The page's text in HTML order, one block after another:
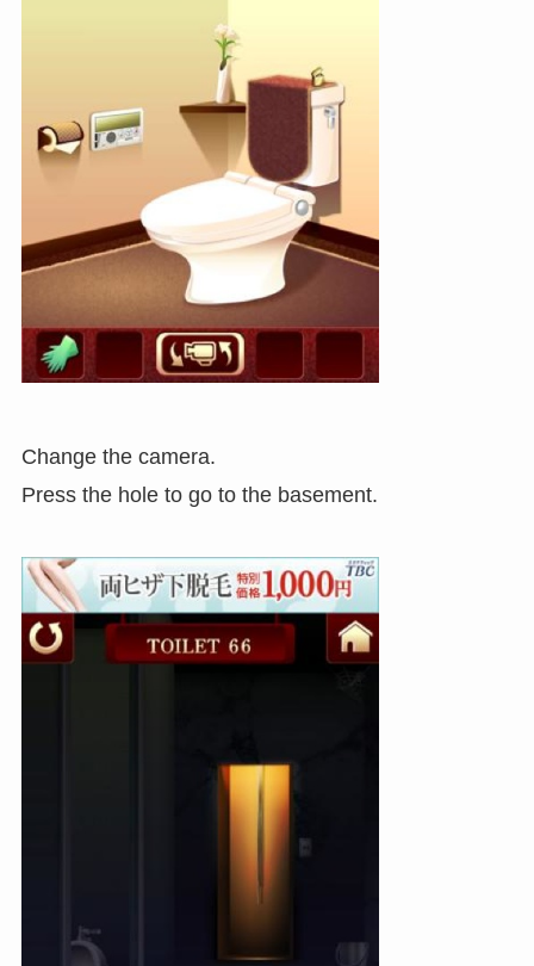
Change the camera.
Press the hole to go to the basement.